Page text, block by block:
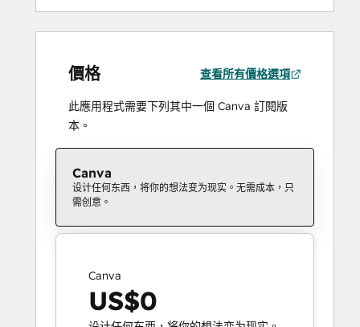
價格 查看所有價格選項
此應用程式需要下列其中一個 Canva 訂閱版
本。
Canva
设计任何东西，将你的想法变为现实。无需成本，只
需创意。
Canva
US$0